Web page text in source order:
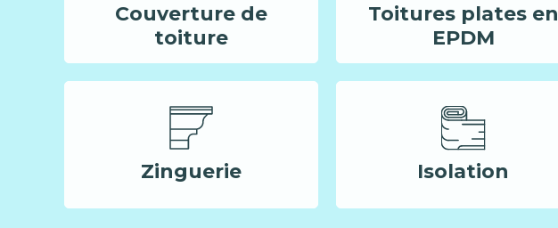
Couverture de
toiture
Toitures plates en
EPDM
Zinguerie Isolation